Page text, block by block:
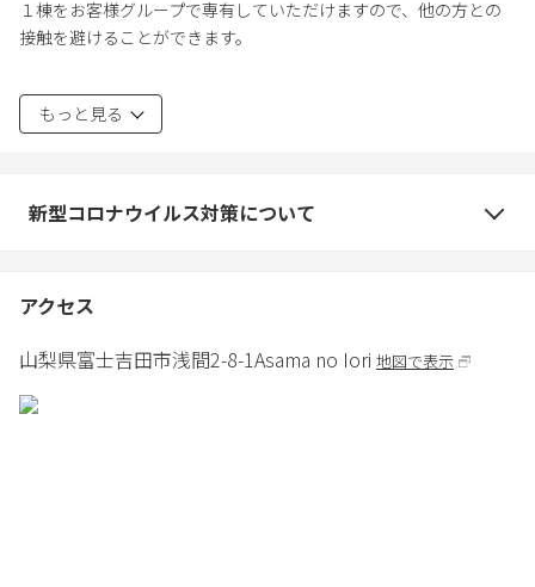
１棟をお客様グループで専有していただけますので、他の方との
接触を避けることができます。
2027年4月から宿泊税が1人1泊につき200円かかります。2027年4月
以降は宿泊税を含んだ料金を設定しています。
もっと見る
新型コロナウイルス対策について
アクセス
山梨県富士吉田市浅間2-8-1Asama no Iori 地図で表示